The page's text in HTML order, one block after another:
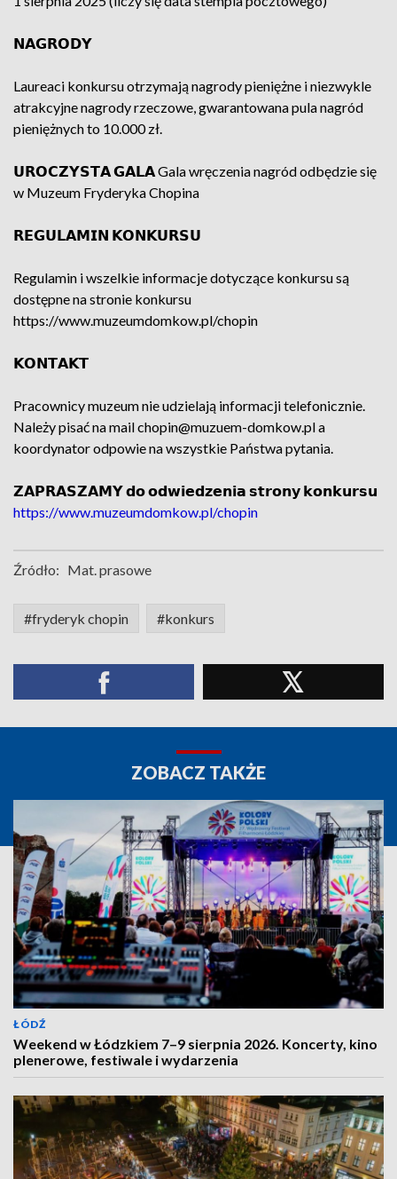
𝗡𝗔𝗚𝗥𝗢𝗗𝗬
Laureaci konkursu otrzymają nagrody pieniężne i niezwykle
atrakcyjne nagrody rzeczowe, gwarantowana pula nagród
pieniężnych to 10.000 zł.
𝗨𝗥𝗢𝗖𝗭𝗬𝗦𝗧𝗔 𝗚𝗔𝗟𝗔 Gala wręczenia nagród odbędzie się
w Muzeum Fryderyka Chopina
𝗥𝗘𝗚𝗨𝗟𝗔𝗠𝗜𝗡 𝗞𝗢𝗡𝗞𝗨𝗥𝗦𝗨
Regulamin i wszelkie informacje dotyczące konkursu są
dostępne na stronie konkursu
https://www.muzeumdomkow.pl/chopin
𝗞𝗢𝗡𝗧𝗔𝗞𝗧
Pracownicy muzeum nie udzielają informacji telefonicznie.
Należy pisać na mail chopin@muzuem-domkow.pl a
koordynator odpowie na wszystkie Państwa pytania.
𝗭𝗔𝗣𝗥𝗔𝗦𝗭𝗔𝗠𝗬 𝗱𝗼 𝗼𝗱𝘄𝗶𝗲𝗱𝘇𝗲𝗻𝗶𝗮 𝘀𝘁𝗿𝗼𝗻𝘆 𝗸𝗼𝗻𝗸𝘂𝗿𝘀𝘂
https://www.muzeumdomkow.pl/chopin
Źródło: Mat. prasowe
#fryderyk chopin #konkurs
ZOBACZ TAKŻE
ŁÓDŹ
Weekend w Łódzkiem 7–9 sierpnia 2026. Koncerty, kino
plenerowe, festiwale i wydarzenia